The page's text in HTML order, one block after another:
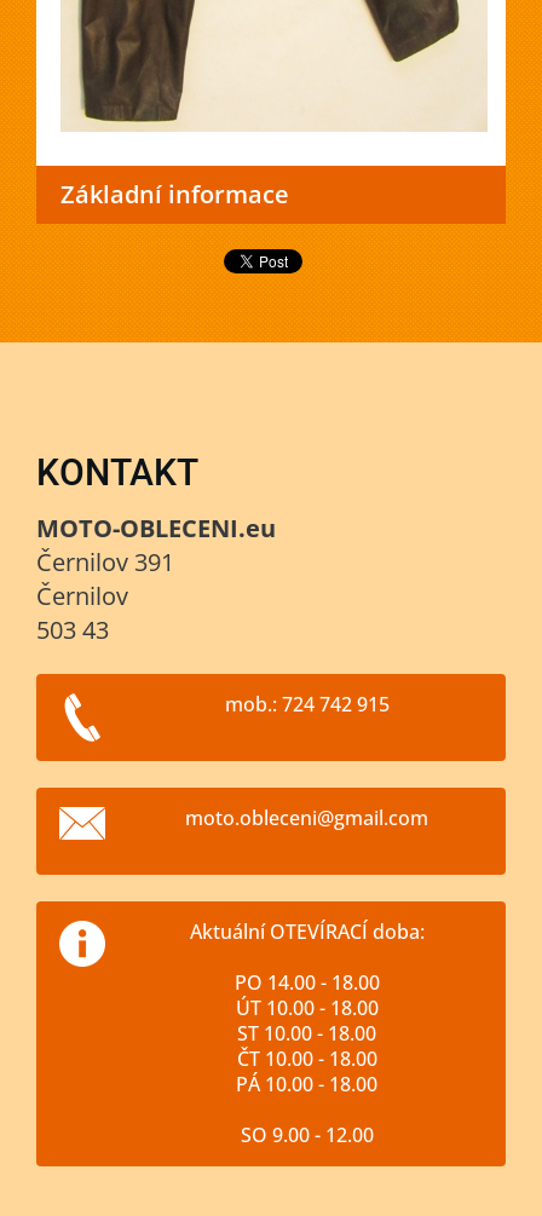
Základní informace
KONTAKT
MOTO-OBLECENI.eu
Černilov 391
Černilov
503 43
mob.: 724 742 915
moto.obleceni@gmail.com
Aktuální OTEVÍRACÍ doba:
PO 14.00 - 18.00
ÚT 10.00 - 18.00
ST 10.00 - 18.00
ČT 10.00 - 18.00
PÁ 10.00 - 18.00
SO 9.00 - 12.00